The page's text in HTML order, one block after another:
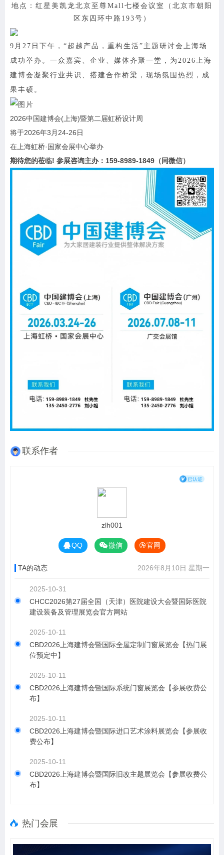
地点： 红星美凯龙北京至尊Mall七楼会议室
（北京市朝阳
区东四环中路193号）
9月27日下午，“超越产品，重构生活”主题研讨会上海场
成功举办。一众嘉宾、企业、媒体齐聚一堂，为2026上海
建博会凝聚行业共识、搭建合作桥梁，现场氛围热烈，成
果丰硕。
2026中国建博会(上海)暨第二届虹桥设计周
将于2026年3月24-26日
在上海虹桥·国家会展中心举办
期待您的莅临! 参展咨询主办：159-8989-1849（同微信）
联系作者
zlh001
QQ 微信 官网
TA的动态 2026年8月10日 星期一
2025-10-31
CHCC2026第27届全国（天津）医院建设大会暨国际医院
建设装备及管理展览会官方网站
2025-10-11
CBD2026上海建博会暨国际全屋定制门窗展览会【热门展
位预定中】
2025-10-11
CBD2026上海建博会暨国际系统门窗展览会【参展收费公
布】
2025-10-11
CBD2026上海建博会暨国际进口艺术涂料展览会【参展收
费公布】
2025-10-11
CBD2026上海建博会暨国际旧改主题展览会【参展收费公
布】
热门会展